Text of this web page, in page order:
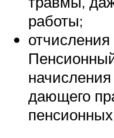
работы;
начисления
дающего